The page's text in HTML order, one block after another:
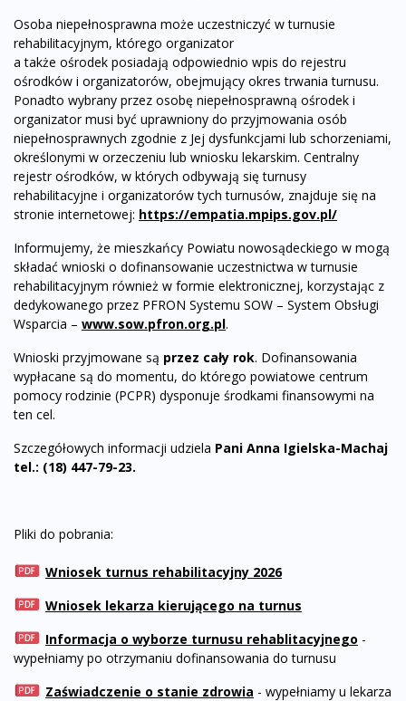
Osoba niepełnosprawna może uczestniczyć w turnusie
rehabilitacyjnym, którego organizator
a także ośrodek posiadają odpowiednio wpis do rejestru
ośrodków i organizatorów, obejmujący okres trwania turnusu.
Ponadto wybrany przez osobę niepełnosprawną ośrodek i
organizator musi być uprawniony do przyjmowania osób
niepełnosprawnych zgodnie z Jej dysfunkcjami lub schorzeniami,
określonymi w orzeczeniu lub wniosku lekarskim. Centralny
rejestr ośrodków, w których odbywają się turnusy
rehabilitacyjne i organizatorów tych turnusów, znajduje się na
stronie internetowej: https://empatia.mpips.gov.pl/
Informujemy, że mieszkańcy Powiatu nowosądeckiego w mogą
składać wnioski o dofinansowanie uczestnictwa w turnusie
rehabilitacyjnym również w formie elektronicznej, korzystając z
dedykowanego przez PFRON Systemu SOW – System Obsługi
Wsparcia – www.sow.pfron.org.pl.
Wnioski przyjmowane są przez cały rok. Dofinansowania
wypłacane są do momentu, do którego powiatowe centrum
pomocy rodzinie (PCPR) dysponuje środkami finansowymi na
ten cel.
Szczegółowych informacji udziela Pani Anna Igielska-Machaj
tel.: (18) 447-79-23.
Pliki do pobrania:
Wniosek turnus rehabilitacyjny 2026
Wniosek lekarza kierującego na turnus
Informacja o wyborze turnusu rehablitacyjnego -
wypełniamy po otrzymaniu dofinansowania do turnusu
Zaświadczenie o stanie zdrowia - wypełniamy u lekarza